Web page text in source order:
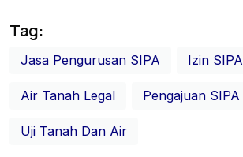
Tag:
Jasa Pengurusan SIPA Izin SIPA
Air Tanah Legal Pengajuan SIPA
Uji Tanah Dan Air